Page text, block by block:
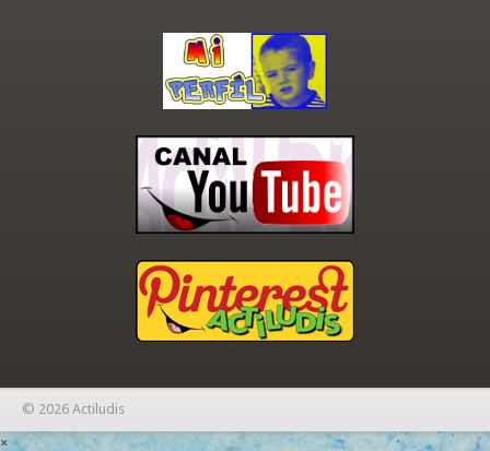
© 2026 Actiludis
×